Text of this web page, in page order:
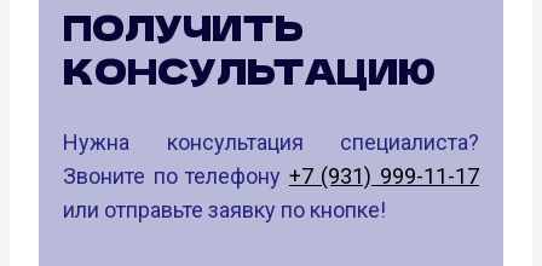
ПОЛУЧИТЬ
КОНСУЛЬТАЦИЮ
Нужна консультация специалиста?
Звоните по телефону +7 (931) 999-11-17
или отправьте заявку по кнопке!